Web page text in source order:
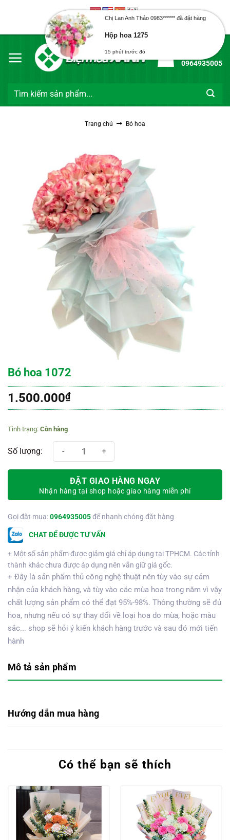
Chào mừng bạn đến với Điện Hoa Xanh
0964935005
Tìm
Trang chủ Bó hoa
Bó hoa 1072
1.500.000₫
Còn hàng
Bó hoa 1072 số lượng
ĐẶT GIAO HÀNG NGAY
Nhận hàng tại shop hoặc giao hàng miễn phí
Gọi đặt mua:0964935005để nhanh chóng đặt hàng
CHAT ĐỂ ĐƯỢC TƯ VẤN
+ Một số sản phẩm được giảm giá chỉ áp dụng tại TPHCM. Các tỉnh
thành khác chưa được áp dụng nên vẫn giữ giá gốc.
+ Đây là sản phẩm thủ công nghệ thuật nên tùy vào sự cảm
nhận của khách hàng, và tùy vào các mùa hoa trong năm vì vậy
chất lượng sản phẩm có thể đạt 95%-98%. Thông thường sẽ đủ
hoa, nhưng nếu có sự thay đổi về loại hoa do mùa, hoặc màu
sắc... shop sẽ hỏi ý kiến khách hàng trước và sau đó mới tiến
hành
Mô tả sản phẩm
Hướng dẫn mua hàng
Có thể bạn sẽ thích
15 phút trước đó